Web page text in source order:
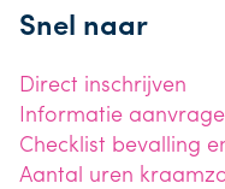
Snel naar
Direct inschrijven
Informatie
Checklist bevalling
Aantal uren